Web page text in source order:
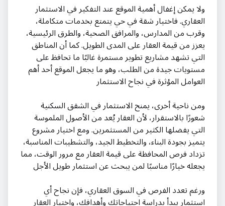
ولا يمكن إغفال أهمية الموقع عند التفكير في الاستثمار
العقاري. فاختيار شقة في حي يتمتع بخدمات متكاملة،
وقرب من المدارس، والمرافق الصحية، والطرق الرئيسية،
يعزز من قيمة العقار على المدى الطويل. كما أن المناطق
التي تشهد مشاريع تطوير مستمرة غالبًا ما تحافظ على
مستويات جيدة من الطلب، وهو ما يجعل الموقع أحد أهم
العوامل المؤثرة في نجاح الاستثمار
ومن ناحية أخرى، يمنح الاستثمار في الشقق السكنية
شعورًا بالاستقرار، لأن العقار يُعد من الأصول الملموسة
التي يفضلها الكثير من المستثمرين. ومع اختيار مشروع
يتميز بجودة البناء، والتخطيط الجيد، والتشطيبات المناسبة،
تزداد فرص المحافظة على قيمة العقار مع مرور الوقت، مما
يجعله خيارًا مناسبًا لمن يبحث عن استثمار طويل الأجل
ورغم تعدد الفرص في السوق العقاري، فإن نجاح أي
استثمار يبدأ بدراسة احتياجاتك وأهدافك، واختيار العقار